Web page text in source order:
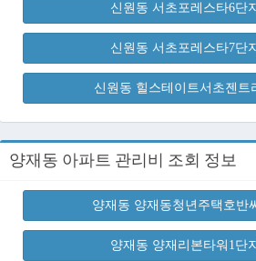
신원동 서초포레스타6단
신원동 서초포레스타7단
신원동 힐스테이트서초젠트
양재동 아파트 관리비 조회 정보
양재동 양재동청년주택호반
양재동 양재리본타워1단